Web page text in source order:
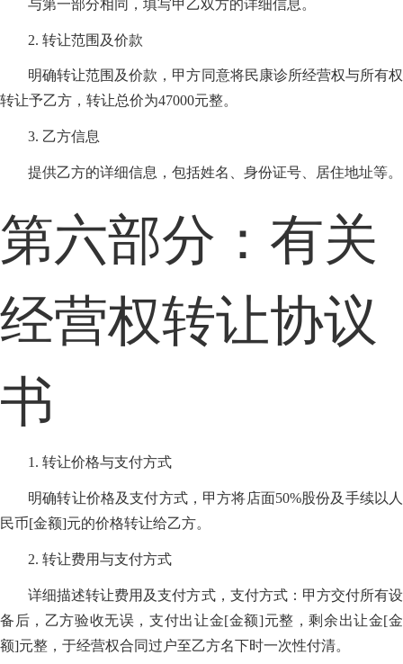
与第一部分相同，填写甲乙双方的详细信息。
2. 转让范围及价款
明确转让范围及价款，甲方同意将民康诊所经营权与所有权
转让予乙方，转让总价为47000元整。
3. 乙方信息
提供乙方的详细信息，包括姓名、身份证号、居住地址等。
第六部分：有关
经营权转让协议
书
1. 转让价格与支付方式
明确转让价格及支付方式，甲方将店面50%股份及手续以人
民币[金额]元的价格转让给乙方。
2. 转让费用与支付方式
详细描述转让费用及支付方式，支付方式：甲方交付所有设
备后，乙方验收无误，支付出让金[金额]元整，剩余出让金[金
额]元整，于经营权合同过户至乙方名下时一次性付清。